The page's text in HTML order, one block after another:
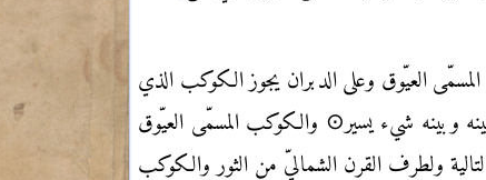
العيّوق وعلى الدبران يجوز الكوكب الذي
وبينه شيء يسير⊙ والكوكب المسمّى العيّوق
ولطرف القرن الشماليّ من الثور والكوكب